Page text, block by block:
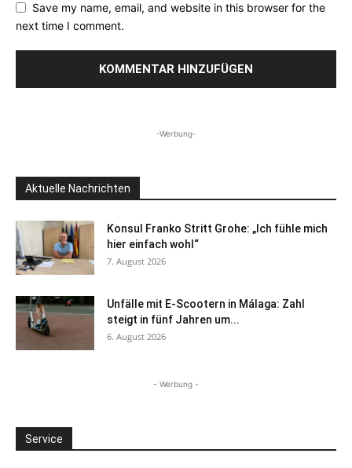
Save my name, email, and website in this browser for the
next time I comment.
-Werbung-
Aktuelle Nachrichten
Konsul Franko Stritt Grohe: „Ich fühle mich
hier einfach wohl“
7. August 2026
Unfälle mit E-Scootern in Málaga: Zahl
steigt in fünf Jahren um...
6. August 2026
- Werbung -
Service